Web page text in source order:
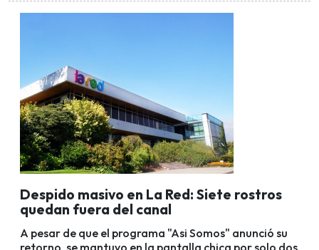
Despido masivo en La Red: Siete rostros
quedan fuera del canal
A pesar de que el programa "Asi Somos" anunció su
retorno, se mantuvo en la pantalla chica por solo dos